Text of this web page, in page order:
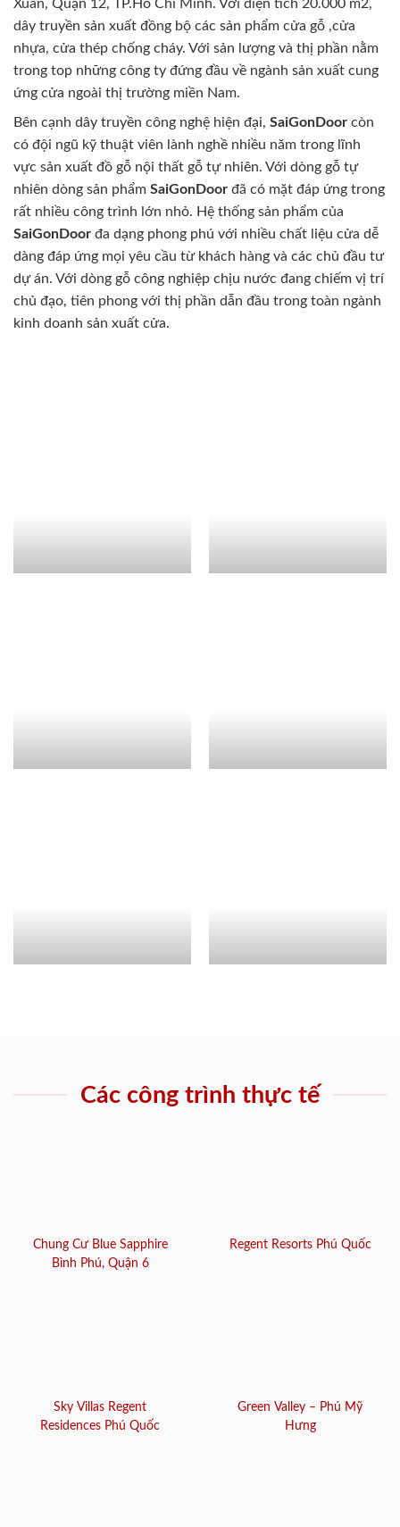
Xuân, Quận 12, TP.Hồ Chí Minh. Với diện tích 20.000 m2,
dây truyền sản xuất đồng bộ các sản phẩm cửa gỗ ,cửa
nhựa, cửa thép chống cháy. Với sản lượng và thị phần nằm
trong top những công ty đứng đầu về ngành sản xuất cung
ứng cửa ngoài thị trường miền Nam.
Bên cạnh dây truyền công nghệ hiện đại, SaiGonDoor còn
có đội ngũ kỹ thuật viên lành nghề nhiều năm trong lĩnh
vực sản xuất đồ gỗ nội thất gỗ tự nhiên. Với dòng gỗ tự
nhiên dòng sản phẩm SaiGonDoor đã có mặt đáp ứng trong
rất nhiều công trình lớn nhỏ. Hệ thống sản phẩm của
SaiGonDoor đa dạng phong phú với nhiều chất liệu cửa dễ
dàng đáp ứng mọi yêu cầu từ khách hàng và các chủ đầu tư
dự án. Với dòng gỗ công nghiệp chịu nước đang chiếm vị trí
chủ đạo, tiên phong với thị phần dẫn đầu trong toàn ngành
kinh doanh sản xuất cửa.
Các công trình thực tế
Chung Cư Blue Sapphire
Bình Phú, Quận 6
Regent Resorts Phú Quốc
Sky Villas Regent
Residences Phú Quốc
Green Valley – Phú Mỹ
Hưng